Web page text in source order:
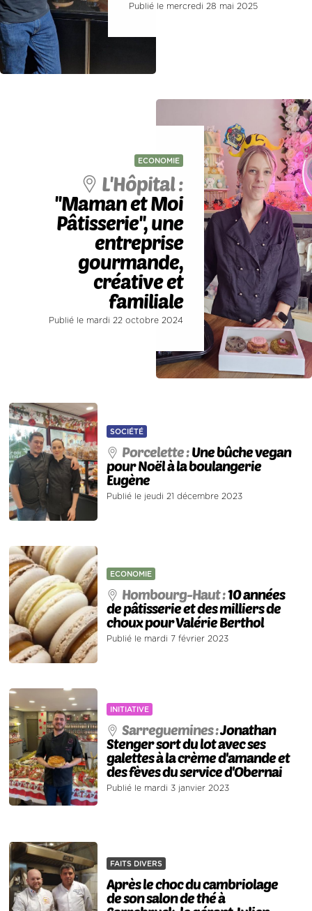
Publié le mercredi 28 mai 2025
ECONOMIE
L'Hôpital :
''Maman et Moi
Pâtisserie'', une
entreprise
gourmande,
créative et
familiale
Publié le mardi 22 octobre 2024
SOCIÉTÉ
Porcelette :Une bûche vegan
pour Noël à la boulangerie
Eugène
Publié le jeudi 21 décembre 2023
ECONOMIE
Hombourg-Haut :10 années
de pâtisserie et des milliers de
choux pour Valérie Berthol
Publié le mardi 7 février 2023
INITIATIVE
Sarreguemines :Jonathan
Stenger sort du lot avec ses
galettes à la crème d'amande et
des fèves du service d'Obernai
Publié le mardi 3 janvier 2023
FAITS DIVERS
Après le choc du cambriolage
de son salon de thé à